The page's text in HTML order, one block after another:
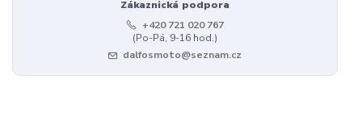
Zákaznická podpora
+420 721 020 767
(Po-Pá, 9-16 hod.)
dalfosmoto@seznam.cz